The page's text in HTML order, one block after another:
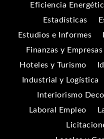
Eficiencia
Estadísticas
Estudios e Informes
Finanzas y Empresas
Hoteles y Turismo
Industrial y Logística
Interiorismo
Laboral Empleo